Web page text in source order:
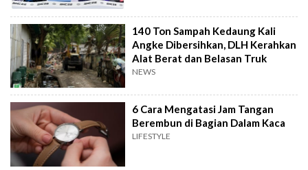
140 Ton Sampah Kedaung Kali
Angke Dibersihkan, DLH Kerahkan
Alat Berat dan Belasan Truk
NEWS
6 Cara Mengatasi Jam Tangan
Berembun di Bagian Dalam Kaca
LIFESTYLE